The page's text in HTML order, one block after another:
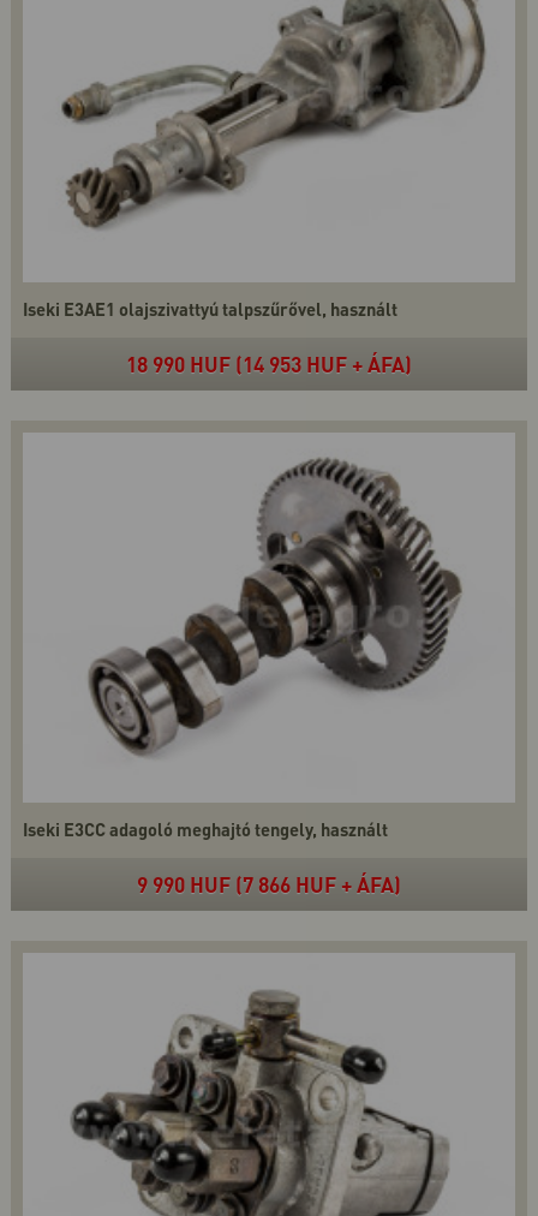
Iseki E3AE1 olajszivattyú talpszűrővel, használt
18 990 HUF (14 953 HUF + ÁFA)
Iseki E3CC adagoló meghajtó tengely, használt
9 990 HUF (7 866 HUF + ÁFA)